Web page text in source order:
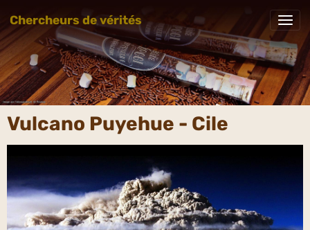
Chercheurs de vérités
Vulcano Puyehue - Cile